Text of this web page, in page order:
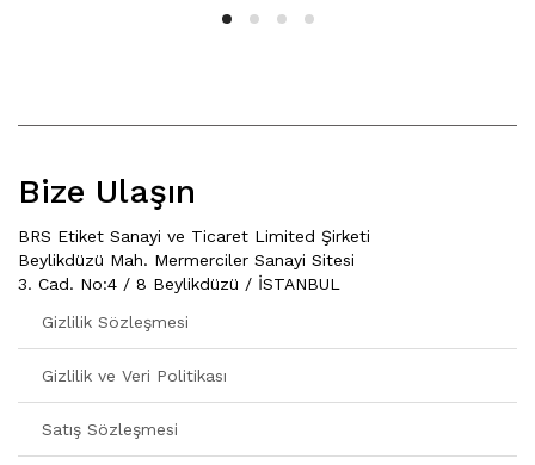
Bize Ulaşın
BRS Etiket Sanayi ve Ticaret Limited Şirketi
Beylikdüzü Mah. Mermerciler Sanayi Sitesi
3. Cad. No:4 / 8 Beylikdüzü / İSTANBUL
Gizlilik Sözleşmesi
Gizlilik ve Veri Politikası
Satış Sözleşmesi